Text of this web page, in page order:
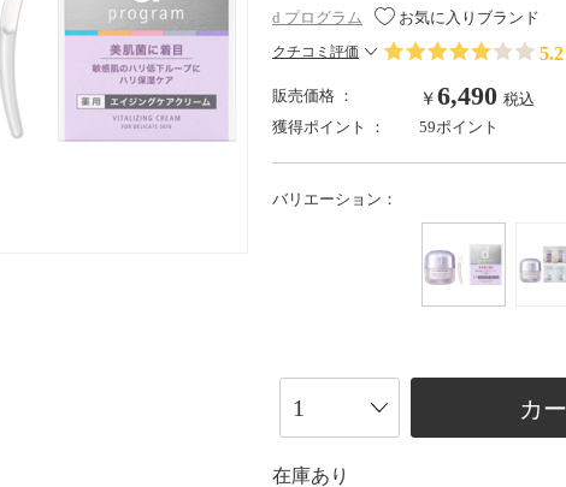
d プログラム お気に入りブランド
クチコミ評価 5.2
販売価格 ： ￥6,490 税込
獲得ポイント ：
59ポイント
バリエーション：
カ
在庫あり